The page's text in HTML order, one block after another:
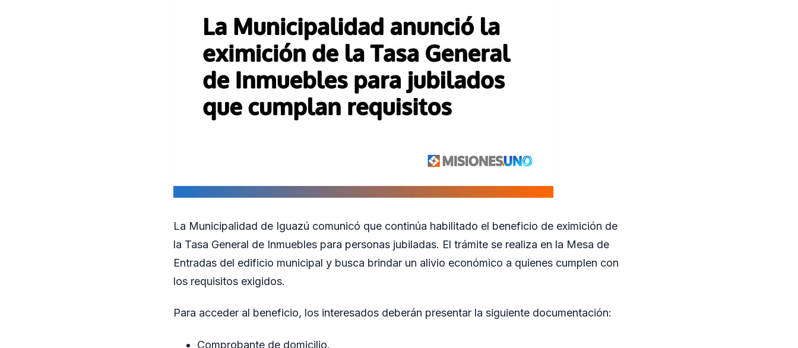
La Municipalidad de Iguazú comunicó que continúa habilitado el beneficio de eximición de
la Tasa General de Inmuebles para personas jubiladas. El trámite se realiza en la Mesa de
Entradas del edificio municipal y busca brindar un alivio económico a quienes cumplen con
los requisitos exigidos.
Para acceder al beneficio, los interesados deberán presentar la siguiente documentación:
Comprobante de domicilio.